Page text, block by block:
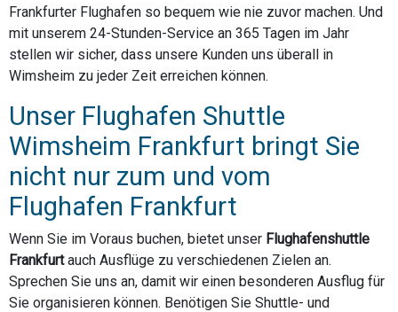
Frankfurter Flughafen so bequem wie nie zuvor machen. Und
mit unserem 24-Stunden-Service an 365 Tagen im Jahr
stellen wir sicher, dass unsere Kunden uns überall in
Wimsheim zu jeder Zeit erreichen können.
Unser Flughafen Shuttle
Wimsheim Frankfurt bringt Sie
nicht nur zum und vom
Flughafen Frankfurt
Wenn Sie im Voraus buchen, bietet unser Flughafenshuttle
Frankfurtauch Ausflüge zu verschiedenen Zielen an.
Sprechen Sie uns an, damit wir einen besonderen Ausflug für
Sie organisieren können. Benötigen Sie Shuttle- und